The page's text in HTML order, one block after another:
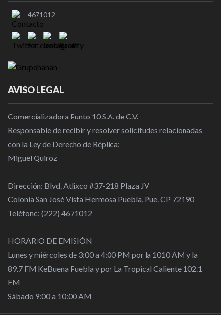
4671012
AVISO LEGAL
Comercializadora Punto 10 S.A. de C.V.
Responsable de recibir y resolver solicitudes relacionadas
con la Ley de Derecho de Réplica:
Miguel Quiroz
Dirección: Blvd. Atlixco #37-218 Plaza JV
Colonia San José Vista Hermosa Puebla, Pue. CP 72190
Teléfono: (222) 4671012
HORARIO DE EMISIÓN
Lunes y miércoles de 3:00 a 4:00 PM por la 1010 AM y la
89.7 FM KeBuena Puebla y por La Tropical Caliente 102.1
FM
Sábado 9:00 a 10:00 AM